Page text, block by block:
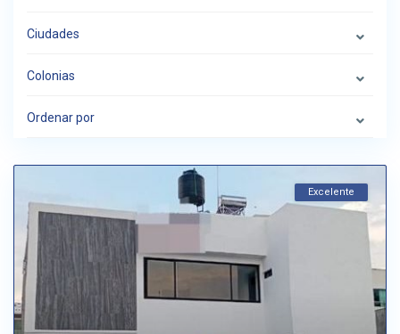
Ciudades
Colonias
Ordenar por
Excelente